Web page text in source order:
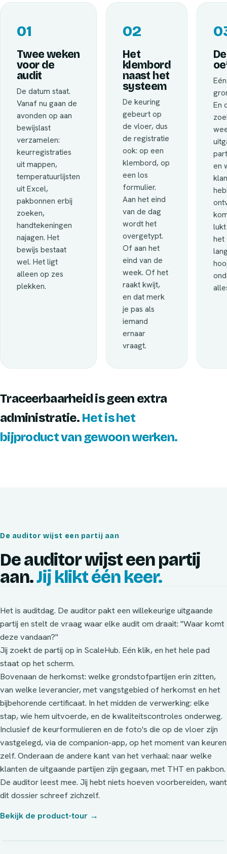
01
Twee weken
voor de
audit
De datum staat.
Vanaf nu gaan de
avonden op aan
bewijslast
verzamelen:
keurregistraties
uit mappen,
temperatuurlijsten
uit Excel,
pakbonnen erbij
zoeken,
handtekeningen
najagen. Het
bewijs bestaat
wel. Het ligt
alleen op zes
plekken.
02
Het
klembord
naast het
systeem
De keuring
gebeurt op
de vloer, dus
de registratie
ook: op een
klembord, op
een los
formulier.
Aan het eind
van de dag
wordt het
overgetypt.
Of aan het
eind van de
week. Of het
raakt kwijt,
en dat merk
je pas als
iemand
ernaar
vraagt.
En
en
het
Traceerbaarheid is geen extra
administratie. Het is het
bijproduct van gewoon werken.
De auditor wijst een partij aan
De auditor wijst een partij
aan.Jij klikt één keer.
Het is auditdag. De auditor pakt een willekeurige uitgaande
partij en stelt de vraag waar elke audit om draait: "Waar komt
deze vandaan?"
Jij zoekt de partij op in ScaleHub. Eén klik, en het hele pad
staat op het scherm.
Bovenaan de herkomst: welke grondstofpartijen erin zitten,
van welke leverancier, met vangstgebied of herkomst en het
bijbehorende certificaat. In het midden de verwerking: elke
stap, wie hem uitvoerde, en de kwaliteitscontroles onderweg.
Inclusief de keurformulieren en de foto's die op de vloer zijn
vastgelegd, via de companion-app, op het moment van keuren
zelf. Onderaan de andere kant van het verhaal: naar welke
klanten de uitgaande partijen zijn gegaan, met THT en pakbon.
De auditor leest mee. Jij hebt niets hoeven voorbereiden, want
dit dossier schreef zichzelf.
Bekijk de product-tour →